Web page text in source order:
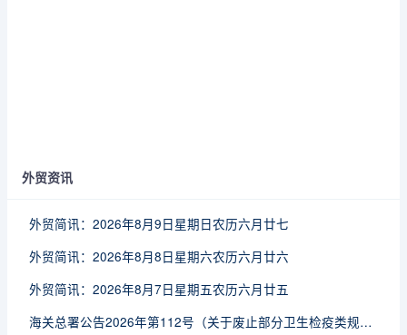
外贸资讯
外贸简讯：2026年8月9日星期日农历六月廿七
外贸简讯：2026年8月8日星期六农历六月廿六
外贸简讯：2026年8月7日星期五农历六月廿五
海关总署公告2026年第112号（关于废止部分卫生检疫类规范性文件的公告）